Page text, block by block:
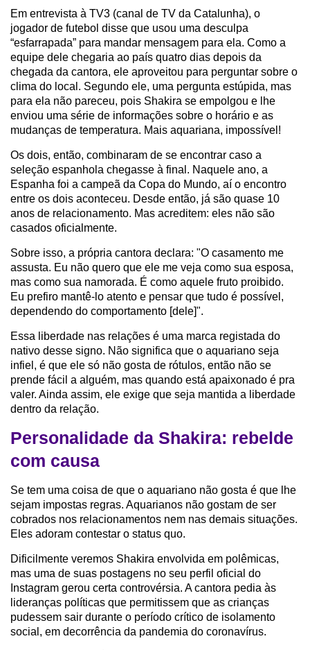
Em entrevista à TV3 (canal de TV da Catalunha), o
jogador de futebol disse que usou uma desculpa
“esfarrapada” para mandar mensagem para ela. Como a
equipe dele chegaria ao país quatro dias depois da
chegada da cantora, ele aproveitou para perguntar sobre o
clima do local. Segundo ele, uma pergunta estúpida, mas
para ela não pareceu, pois Shakira se empolgou e lhe
enviou uma série de informações sobre o horário e as
mudanças de temperatura. Mais aquariana, impossível!
Os dois, então, combinaram de se encontrar caso a
seleção espanhola chegasse à final. Naquele ano, a
Espanha foi a campeã da Copa do Mundo, aí o encontro
entre os dois aconteceu. Desde então, já são quase 10
anos de relacionamento. Mas acreditem: eles não são
casados oficialmente.
Sobre isso, a própria cantora declara: "O casamento me
assusta. Eu não quero que ele me veja como sua esposa,
mas como sua namorada. É como aquele fruto proibido.
Eu prefiro mantê-lo atento e pensar que tudo é possível,
dependendo do comportamento [dele]".
Essa liberdade nas relações é uma marca registada do
nativo desse signo. Não significa que o aquariano seja
infiel, é que ele só não gosta de rótulos, então não se
prende fácil a alguém, mas quando está apaixonado é pra
valer. Ainda assim, ele exige que seja mantida a liberdade
dentro da relação.
Personalidade da Shakira: rebelde
com causa
Se tem uma coisa de que o aquariano não gosta é que lhe
sejam impostas regras. Aquarianos não gostam de ser
cobrados nos relacionamentos nem nas demais situações.
Eles adoram contestar o status quo.
Dificilmente veremos Shakira envolvida em polêmicas,
mas uma de suas postagens no seu perfil oficial do
Instagram gerou certa controvérsia. A cantora pedia às
lideranças políticas que permitissem que as crianças
pudessem sair durante o período crítico de isolamento
social, em decorrência da pandemia do coronavírus.